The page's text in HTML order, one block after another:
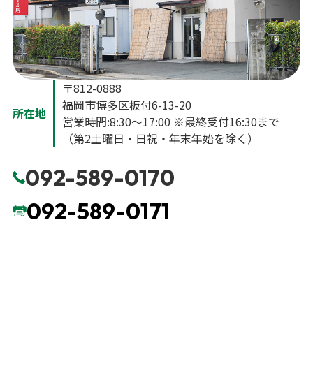
所在地
〒812-0888
福岡市博多区板付6-13-20
営業時間:8:30〜17:00 ※最終受付16:30まで
（第2土曜日・日祝・年末年始を除く）
092-589-0170
092-589-0171